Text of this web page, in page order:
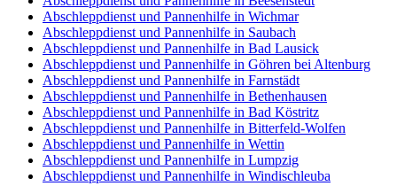
Abschleppdienst und Pannenhilfe in Wichmar
Abschleppdienst und Pannenhilfe in Saubach
Abschleppdienst und Pannenhilfe in Bad Lausick
Abschleppdienst und Pannenhilfe in Göhren bei Altenburg
Abschleppdienst und Pannenhilfe in Farnstädt
Abschleppdienst und Pannenhilfe in Bethenhausen
Abschleppdienst und Pannenhilfe in Bad Köstritz
Abschleppdienst und Pannenhilfe in Bitterfeld-Wolfen
Abschleppdienst und Pannenhilfe in Wettin
Abschleppdienst und Pannenhilfe in Lumpzig
Abschleppdienst und Pannenhilfe in Windischleuba